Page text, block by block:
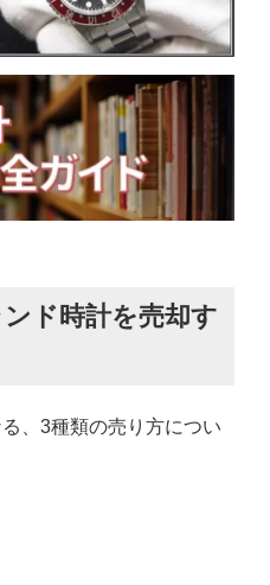
ンド時計を売却す
、3種類の売り方につい